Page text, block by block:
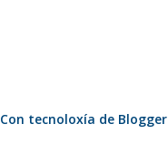
Con tecnoloxía de Blogger